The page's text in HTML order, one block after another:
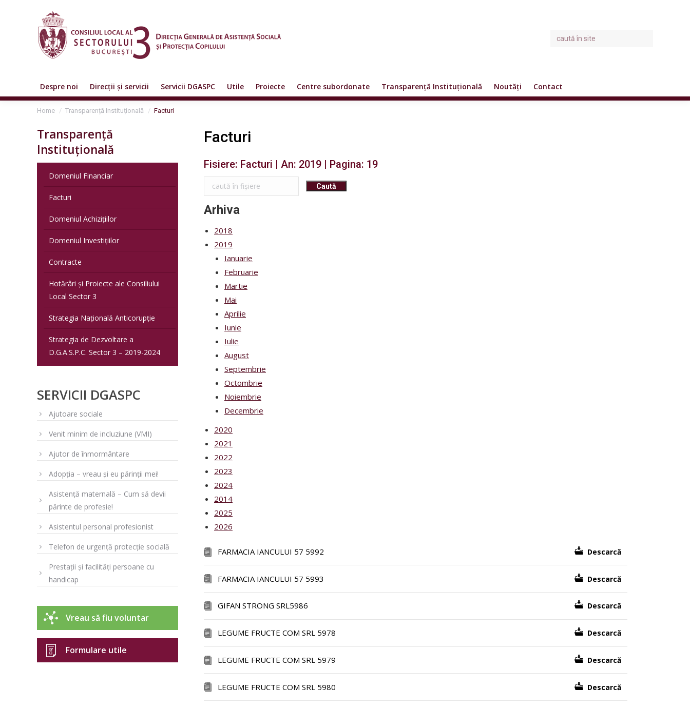
Despre noi Direcții și servicii Servicii DGASPC Utile Proiecte Centre subordonate Transparență Instituțională Noutăți Contact
You are here:
Home Transparență Instituțională Facturi
Facturi
Fisiere: Facturi | An: 2019 | Pagina: 19
Arhiva
2018
2019
Ianuarie
Februarie
Martie
Mai
Aprilie
Iunie
Iulie
August
Septembrie
Octombrie
Noiembrie
Decembrie
2020
2021
2022
2023
2024
2014
2025
2026
FARMACIA IANCULUI 57 5992 Descarcă
FARMACIA IANCULUI 57 5993 Descarcă
GIFAN STRONG SRL5986 Descarcă
LEGUME FRUCTE COM SRL 5978 Descarcă
LEGUME FRUCTE COM SRL 5979 Descarcă
LEGUME FRUCTE COM SRL 5980 Descarcă
Transparență
Instituțională
Domeniul Financiar
Facturi
Domeniul Achizițiilor
Domeniul Investițiilor
Contracte
Hotărâri și Proiecte ale Consiliului
Local Sector 3
Strategia Națională Anticorupție
Strategia de Dezvoltare a
D.G.A.S.P.C. Sector 3 – 2019-2024
SERVICII DGASPC
Ajutoare sociale
Venit minim de incluziune (VMI)
Ajutor de înmormântare
Adopția – vreau și eu părinții mei!
Asistență maternală – Cum să devii
părinte de profesie!
Asistentul personal profesionist
Telefon de urgență protecție socială
Prestații și facilități persoane cu
handicap
Vreau să fiu voluntar
Formulare utile